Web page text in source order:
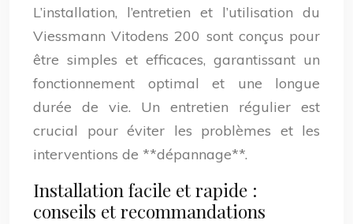
L’installation, l’entretien et l’utilisation du
Viessmann Vitodens 200 sont conçus pour
être simples et efficaces, garantissant un
fonctionnement optimal et une longue
durée de vie. Un entretien régulier est
crucial pour éviter les problèmes et les
interventions de **dépannage**.
Installation facile et rapide :
conseils et recommandations